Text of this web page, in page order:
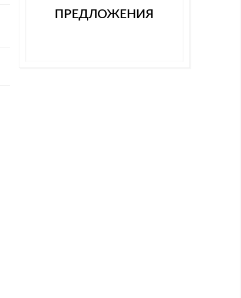
ПРЕДЛОЖЕНИЯ